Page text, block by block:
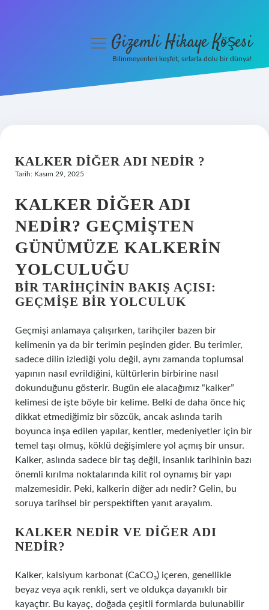
Hakkımızda
menüyüGizemli Hikaye Köşesi
Bilinmeyenleri keşfet, sırlarla dolu bir dünya!
KALKER DIĞER ADI NEDIR ?
Tarih: Kasım 29, 2025
KALKER DIĞER ADI
NEDIR? GEÇMIŞTEN
GÜNÜMÜZE KALKERIN
YOLCULUĞU
BIR TARIHÇININ BAKIŞ AÇISI:
GEÇMIŞE BIR YOLCULUK
Geçmişi anlamaya çalışırken, tarihçiler bazen bir
kelimenin ya da bir terimin peşinden gider. Bu terimler,
sadece dilin izlediği yolu değil, aynı zamanda toplumsal
yapının nasıl evrildiğini, kültürlerin birbirine nasıl
dokunduğunu gösterir. Bugün ele alacağımız “kalker”
kelimesi de işte böyle bir kelime. Belki de daha önce hiç
dikkat etmediğimiz bir sözcük, ancak aslında tarih
boyunca inşa edilen yapılar, kentler, medeniyetler için bir
temel taşı olmuş, köklü değişimlere yol açmış bir unsur.
Kalker, aslında sadece bir taş değil, insanlık tarihinin bazı
önemli kırılma noktalarında kilit rol oynamış bir yapı
malzemesidir. Peki, kalkerin diğer adı nedir? Gelin, bu
soruya tarihsel bir perspektiften yanıt arayalım.
KALKER NEDIR VE DIĞER ADI
NEDIR?
Kalker, kalsiyum karbonat (CaCO₃) içeren, genellikle
beyaz veya açık renkli, sert ve oldukça dayanıklı bir
kayaçtır. Bu kayaç, doğada çeşitli formlarda bulunabilir